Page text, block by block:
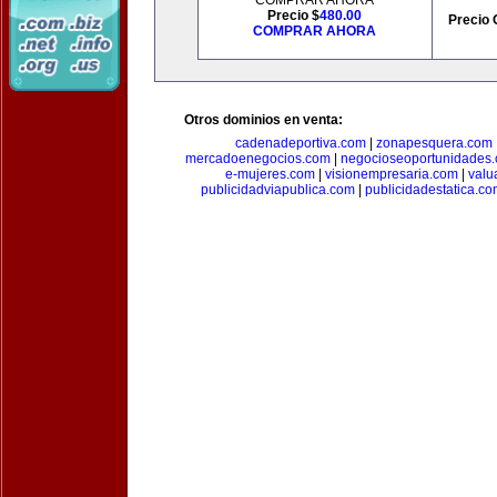
Precio $480.00
COMPRAR AHORA
Precio
Otros dominios en venta:
cadenadeportiva.com
zonapesquera.com
mercadoenegocios.com
e-mujeres.com
visionempresaria.com
publicidadviapublica.com